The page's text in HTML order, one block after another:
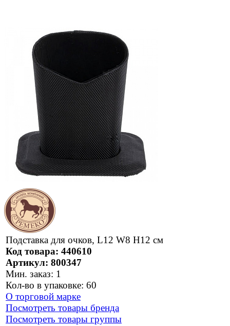
Подставка для очков, L12 W8 H12 см
Код товара: 440610
Артикул: 800347
Мин. заказ: 1
Кол-во в упаковке: 60
О торговой марке
Посмотреть товары бренда
Посмотреть товары группы